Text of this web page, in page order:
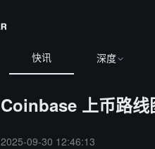
快讯 深度
Coinbase 上币路
2025-09-30 12:46:13